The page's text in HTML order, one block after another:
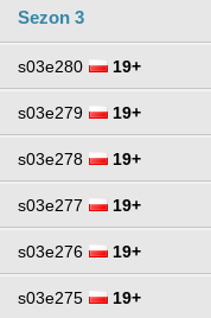
Sezon 3
s03e280 19+
s03e279 19+
s03e278 19+
s03e277 19+
s03e276 19+
s03e275 19+